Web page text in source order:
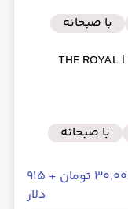
با صبحانه
| THE ROYAL
با صبحانه
۳۰٬۰۰۰٬۰۰۰ تومان + ۹۱۵
دلار